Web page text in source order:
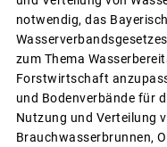
notwendig, das
zum Thema
Forstwirtschaft
und Bodenverbände für
Nutzung und Verteilung
Brauchwasserbrunnen,